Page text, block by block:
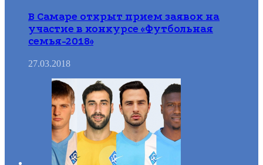
В Самаре открыт прием заявок на
участие в конкурсе «Футбольная
семья-2018»
27.03.2018